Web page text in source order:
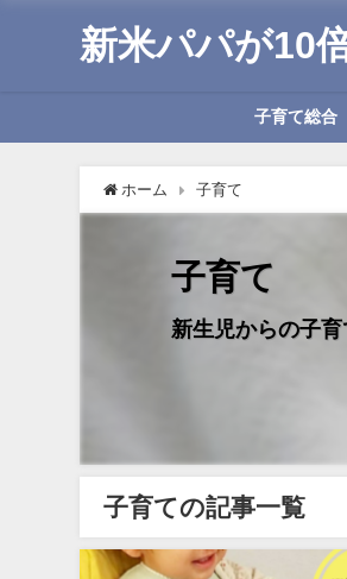
新米パパが10
子育て総合
ホーム 子育て
子育て
新生児からの子
子育ての記事一覧